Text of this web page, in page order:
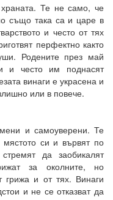
Те не само, че
също така са и царе в
и често от тях
перфектно както
Родените през май
и често им поднасят
винаги е украсена и
или в повече.
и самоуверени. Те
си и вървят по
да заобикалят
за околните, но
грижа и от тях. Винаги
и не се отказват да